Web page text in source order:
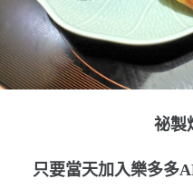
祕製
只要當天加入樂多多